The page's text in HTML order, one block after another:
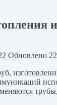
Обновлено